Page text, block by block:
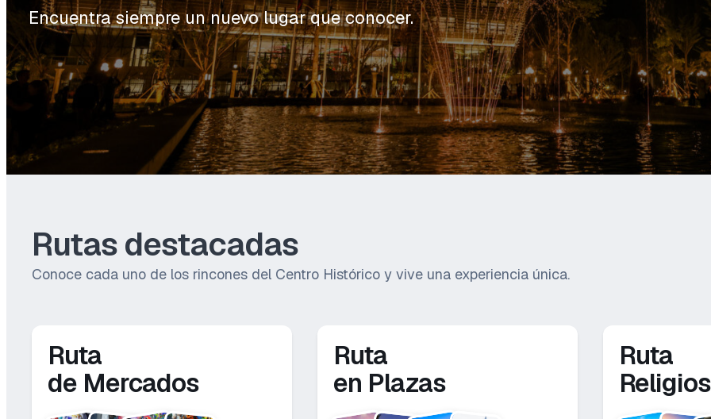
Encuentra siempre un nuevo lugar que conocer.
Rutas destacadas
Conoce cada uno de los rincones del Centro Histórico y vive una experiencia única.
Ruta
de Mercados
Ruta
en Plazas
Ruta